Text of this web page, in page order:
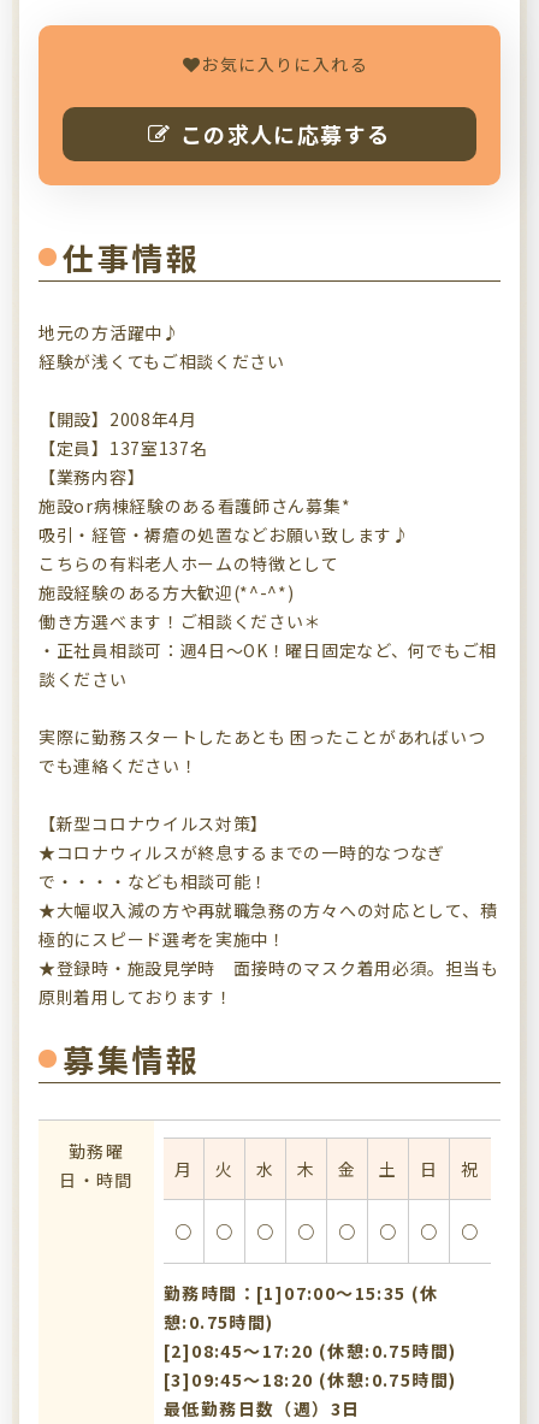
お気に入りに入れる
この求人に応募する
仕事情報
地元の方活躍中♪
経験が浅くてもご相談ください
【開設】2008年4月
【定員】137室137名
【業務内容】
施設or病棟経験のある看護師さん募集*
吸引・経管・褥瘡の処置などお願い致します♪
こちらの有料老人ホームの特徴として
施設経験のある方大歓迎(*^-^*)
働き方選べます！ご相談ください＊
・正社員相談可：週4日～OK！曜日固定など、何でもご相
談ください
実際に勤務スタートしたあとも 困ったことがあればいつ
でも連絡ください！
【新型コロナウイルス対策】
★コロナウィルスが終息するまでの一時的なつなぎ
で・・・・なども相談可能！
★大幅収入減の方や再就職急務の方々への対応として、積
極的にスピード選考を実施中！
★登録時・施設見学時 面接時のマスク着用必須。担当も
原則着用しております！
募集情報
勤務曜
日・時間
月 火 水 木 金 土 日 祝
○ ○ ○ ○ ○ ○ ○ ○
勤務時間：[1]07:00〜15:35 (休
憩:0.75時間)
[2]08:45〜17:20 (休憩:0.75時間)
[3]09:45〜18:20 (休憩:0.75時間)
最低勤務日数（週）3日